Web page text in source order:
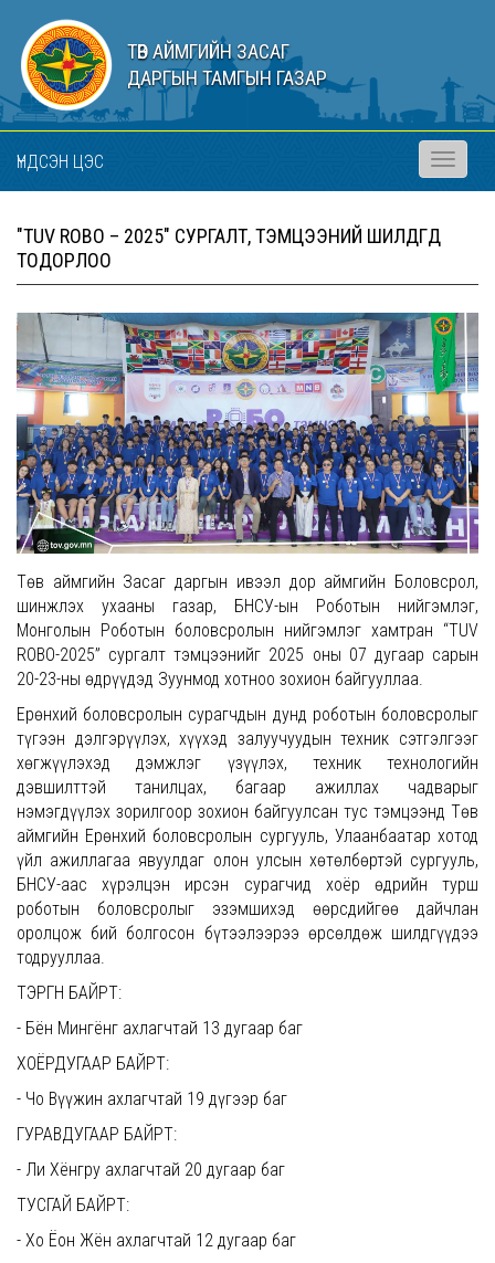
ТӨВ АЙМГИЙН ЗАСАГ
ДАРГЫН ТАМГЫН ГАЗАР
ҮНДСЭН ЦЭС
Toggle
"TUV ROBO – 2025" СУРГАЛТ, ТЭМЦЭЭНИЙ ШИЛДГҮҮД
ТОДОРЛОО
Төв аймгийн Засаг даргын ивээл дор аймгийн Боловсрол,
шинжлэх ухааны газар, БНСУ-ын Роботын нийгэмлэг,
Монголын Роботын боловсролын нийгэмлэг хамтран “TUV
ROBO-2025” сургалт тэмцээнийг 2025 оны 07 дугаар сарын
20-23-ны өдрүүдэд Зуунмод хотноо зохион байгууллаа.
Ерөнхий боловсролын сурагчдын дунд роботын боловсролыг
түгээн дэлгэрүүлэх, хүүхэд залуучуудын техник сэтгэлгээг
хөгжүүлэхэд дэмжлэг үзүүлэх, техник технологийн
дэвшилттэй танилцах, багаар ажиллах чадварыг
нэмэгдүүлэх зорилгоор зохион байгуулсан тус тэмцээнд Төв
аймгийн Ерөнхий боловсролын сургууль, Улаанбаатар хотод
үйл ажиллагаа явуулдаг олон улсын хөтөлбөртэй сургууль,
БНСУ-аас хүрэлцэн ирсэн сурагчид хоёр өдрийн турш
роботын боловсролыг эзэмшихэд өөрсдийгөө дайчлан
оролцож бий болгосон бүтээлээрээ өрсөлдөж шилдгүүдээ
тодрууллаа.
ТЭРГҮҮН БАЙРТ:
- Бён Мингёнг ахлагчтай 13 дугаар баг
ХОЁРДУГААР БАЙРТ:
- Чо Вүүжин ахлагчтай 19 дүгээр баг
ГУРАВДУГААР БАЙРТ:
- Ли Хёнгру ахлагчтай 20 дугаар баг
ТУСГАЙ БАЙРТ:
- Хо Ёон Жён ахлагчтай 12 дугаар баг